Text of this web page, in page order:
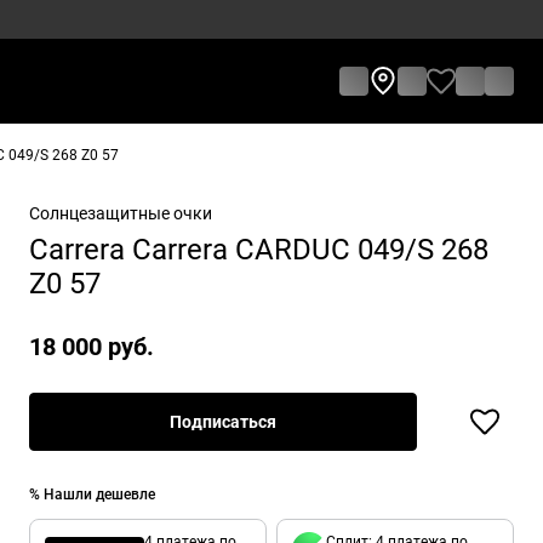
049/S 268 Z0 57
Солнцезащитные очки
Carrera Carrera CARDUC 049/S 268
Z0 57
18 000 руб.
Подписаться
% Нашли дешевле